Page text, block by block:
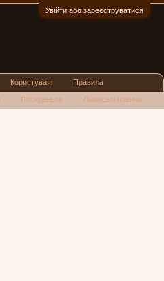
Увійти або зареєструватися
Користувачі Правила
Посиденьки Львівські новини